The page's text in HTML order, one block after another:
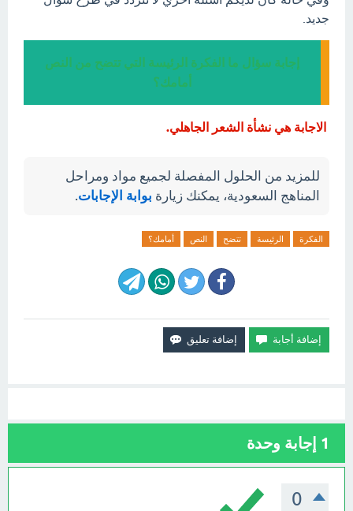
جديد.
إجابة سؤال ما الفكرة الرئيسة التي تتضح من النص
أمامك؟
الاجابة هي نشأة الشعر الجاهلي.
للمزيد من الحلول المفصلة لجميع مواد ومراحل
المناهج السعودية، يمكنك زيارة بوابة الإجابات.
الفكرة الرئيسة تتضح النص أمامك؟
1 إجابة وحدة
0